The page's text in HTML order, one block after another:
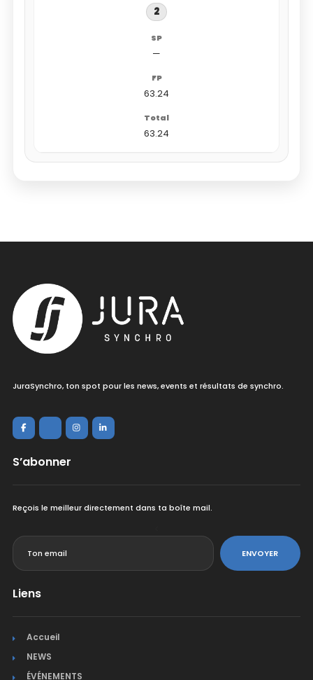
2
—
63.24
63.24
JuraSynchro, ton spot pour les news, events et résultats de synchro.
S’abonner
Reçois le meilleur directement dans ta boîte mail.
ENVOYER
Liens
Accueil
NEWS
ÉVÉNEMENTS